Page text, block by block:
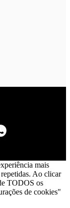
mais
Ao clicar
TODOS os
de cookies"